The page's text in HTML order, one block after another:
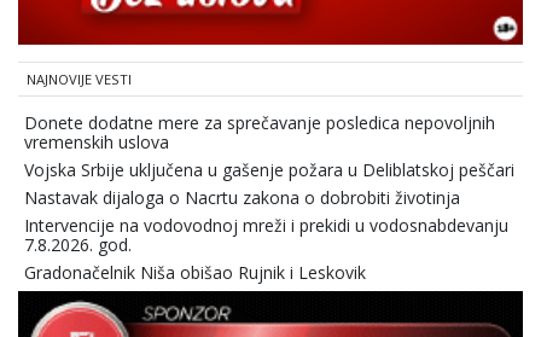
NAJNOVIJE VESTI
Donete dodatne mere za sprečavanje posledica nepovoljnih
vremenskih uslova
Vojska Srbije uključena u gašenje požara u Deliblatskoj peščari
Nastavak dijaloga o Nacrtu zakona o dobrobiti životinja
Intervencije na vodovodnoj mreži i prekidi u vodosnabdevanju
7.8.2026. god.
Gradonačelnik Niša obišao Rujnik i Leskovik